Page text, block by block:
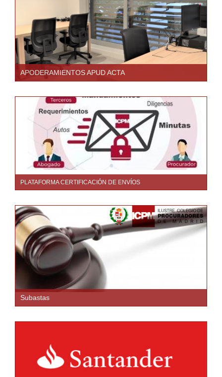
APODERAMIENTOS APUD ACTA
PLATAFORMA CERTIFICACIÓN DE ENVÍOS
Subastas